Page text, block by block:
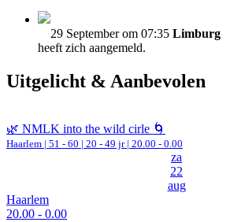
29 September om 07:35 Limburg
heeft zich aangemeld.
Uitgelicht & Aanbevolen
🌿 NMLK into the wild cirle 🌀
Haarlem | 51 - 60 | 20 - 49 jr | 20.00 - 0.00
za
22
aug
Haarlem
20.00 - 0.00